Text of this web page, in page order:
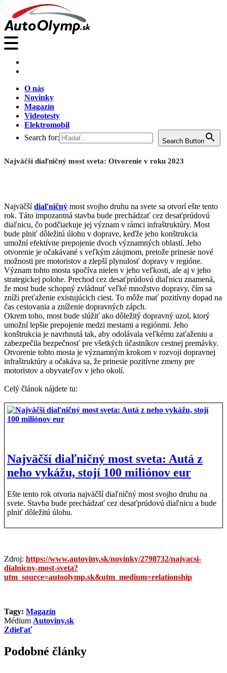
O nás
Novinky
Magazín
Videotesty
Elektromobil
Search for:
Search Button
Najväčší diaľničný most sveta: Otvorenie v roku 2023
Najväčšídiaľničný most svojho druhu na svete sa otvorí ešte tento
rok. Táto impozantná stavba bude prechádzať cez desaťprúdovú
diaľnicu, čo podčiarkuje jej význam v rámci infraštruktúry. Most
bude plniť dôležitú úlohu v doprave, keďže jeho konštrukcia
umožní efektívne prepojenie dvoch významných oblastí. Jeho
otvorenie je očakávané s veľkým záujmom, pretože prinesie nové
možnosti pre motoristov a zlepší plynulosť dopravy v regióne.
Význam tohto mosta spočíva nielen v jeho veľkosti, ale aj v jeho
strategickej polohe. Prechod cez desaťprúdovú diaľnicu znamená,
že most bude schopný zvládnuť veľké množstvo dopravy, čím sa
zníži preťaženie existujúcich ciest. To môže mať pozitívny dopad na
čas cestovania a zníženie dopravných zápch.
Okrem toho, most bude slúžiť ako dôležitý dopravný uzol, ktorý
umožní lepšie prepojenie medzi mestami a regiónmi. Jeho
konštrukcia je navrhnutá tak, aby odolávala veľkému zaťaženiu a
zabezpečila bezpečnosť pre všetkých účastníkov cestnej premávky.
Otvorenie tohto mosta je významným krokom v rozvoji dopravnej
infraštruktúry a očakáva sa, že prinesie pozitívne zmeny pre
motoristov a obyvateľov v jeho okolí.
Celý článok nájdete tu:
Najväčší diaľničný most sveta: Autá z
neho vykážu, stojí 100 miliónov eur
Ešte tento rok otvoria najväčší diaľničný most svojho druhu na
svete. Stavba bude prechádzať cez desaťprúdovú diaľnicu a bude
plniť dôležitú úlohu.
Zdroj: https://www.autoviny.sk/novinky/2798732/najvacsi-
dialnicny-most-sveta?
utm_source=autoolymp.sk&utm_medium=relationship
Tagy: Magazín
Médium Autoviny.sk
Zdieľať
Podobné články